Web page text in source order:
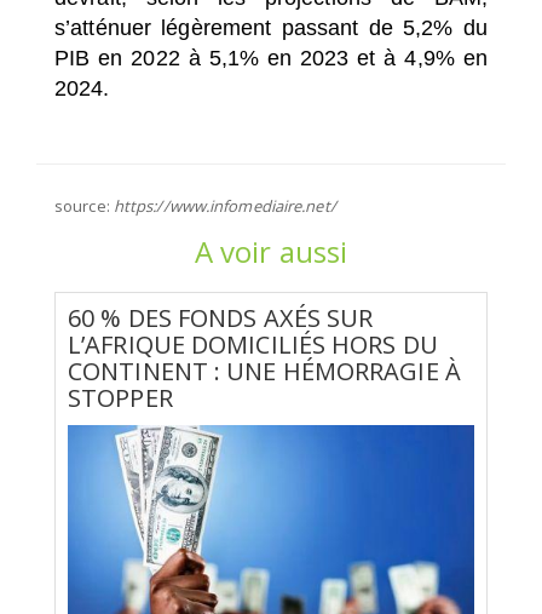
s’atténuer légèrement passant de 5,2% du
PIB en 2022 à 5,1% en 2023 et à 4,9% en
2024.
source: https://www.infomediaire.net/
A voir aussi
60 % DES FONDS AXÉS SUR
L’AFRIQUE DOMICILIÉS HORS DU
CONTINENT : UNE HÉMORRAGIE À
STOPPER